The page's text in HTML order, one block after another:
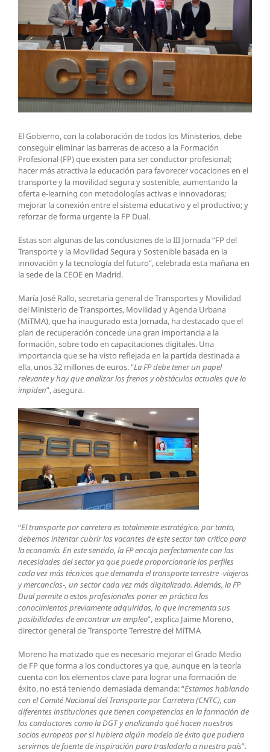
El Gobierno, con la colaboración de todos los Ministerios, debe
conseguir eliminar las barreras de acceso a la Formación
Profesional (FP) que existen para ser conductor profesional;
hacer más atractiva la educación para favorecer vocaciones en el
transporte y la movilidad segura y sostenible, aumentando la
oferta e-learning con metodologías activas e innovadoras;
mejorar la conexión entre el sistema educativo y el productivo; y
reforzar de forma urgente la FP Dual.
Estas son algunas de las conclusiones de la III Jornada “FP del
Transporte y la Movilidad Segura y Sostenible basada en la
innovación y la tecnología del futuro”, celebrada esta mañana en
la sede de la CEOE en Madrid.
María José Rallo, secretaria general de Transportes y Movilidad
del Ministerio de Transportes, Movilidad y Agenda Urbana
(MiTMA), que ha inaugurado esta Jornada, ha destacado que el
plan de recuperación concede una gran importancia a la
formación, sobre todo en capacitaciones digitales. Una
importancia que se ha visto reflejada en la partida destinada a
ella, unos 32 millones de euros. “La FP debe tener un papel
relevante y hay que analizar los frenos y obstáculos actuales que lo
impiden”, asegura.
“El transporte por carretera es totalmente estratégico, por tanto,
debemos intentar cubrir las vacantes de este sector tan crítico para
la economía. En este sentido, la FP encaja perfectamente con las
necesidades del sector ya que puede proporcionarle los perfiles
cada vez más técnicos que demanda el transporte terrestre -viajeros
y mercancías-, un sector cada vez más digitalizado. Además, la FP
Dual permite a estos profesionales poner en práctica los
conocimientos previamente adquiridos, lo que incrementa sus
posibilidades de encontrar un empleo”, explica Jaime Moreno,
director general de Transporte Terrestre del MiTMA
Moreno ha matizado que es necesario mejorar el Grado Medio
de FP que forma a los conductores ya que, aunque en la teoría
cuenta con los elementos clave para lograr una formación de
éxito, no está teniendo demasiada demanda: “Estamos hablando
con el Comité Nacional del Transporte por Carretera (CNTC), con
diferentes instituciones que tienen competencias en la formación de
los conductores como la DGT y analizando qué hacen nuestros
socios europeos por si hubiera algún modelo de éxito que pudiera
servirnos de fuente de inspiración para trasladarlo a nuestro país”.